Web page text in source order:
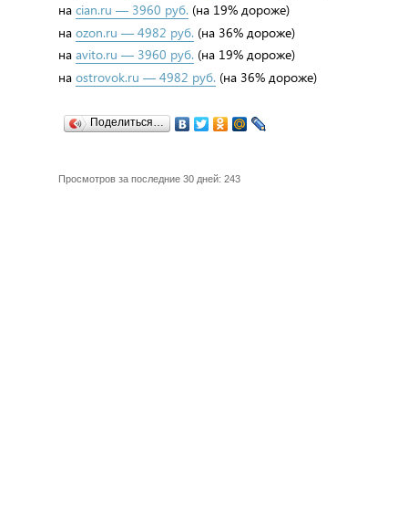
на cian.ru — 3960 руб. (на 19% дороже)
на ozon.ru — 4982 руб. (на 36% дороже)
на avito.ru — 3960 руб. (на 19% дороже)
на ostrovok.ru — 4982 руб. (на 36% дороже)
Поделиться…
Просмотров за последние 30 дней: 243